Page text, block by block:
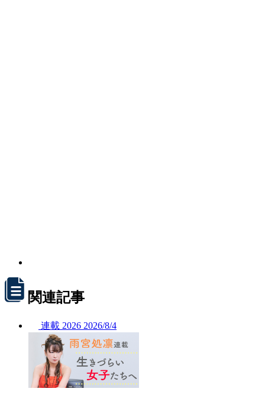
関連記事
連載 2026 2026/8/4